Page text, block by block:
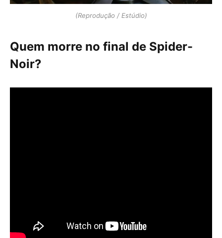
(Reprodução / Estúdio)
Quem morre no final de Spider-
Noir?